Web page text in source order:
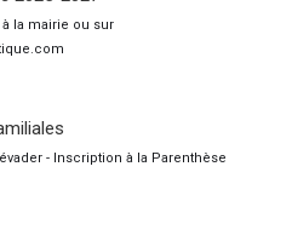
à la mairie ou sur
- Inscription à la Parenthèse